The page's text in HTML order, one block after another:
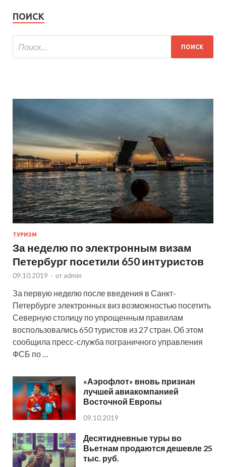
ПОИСК
ТУРИЗМ
За неделю по электронным визам
Петербург посетили 650 интуристов
09.10.2019 - от admin
За первую неделю после введения в Санкт-
Петербурге электронных виз возможностью посетить
Северную столицу по упрощенным правилам
воспользовались 650 туристов из 27 стран. Об этом
сообщила пресс-служба пограничного управления
ФСБ по …
«Аэрофлот» вновь признан
лучшей авиакомпанией
Восточной Европы
09.10.2019
Десятидневные туры во
Вьетнам продаются дешевле 25
тыс. руб.